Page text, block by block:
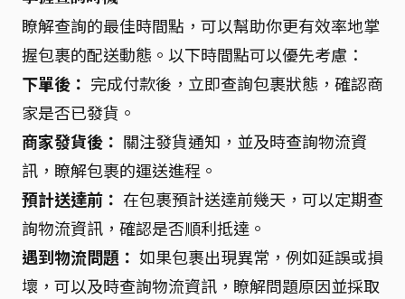
瞭解查詢的最佳時間點，可以幫助你更有效率地掌
握包裹的配送動態。以下時間點可以優先考慮：
下單後： 完成付款後，立即查詢包裹狀態，確認商
家是否已發貨。
商家發貨後： 關注發貨通知，並及時查詢物流資
訊，瞭解包裹的運送進程。
預計送達前： 在包裹預計送達前幾天，可以定期查
詢物流資訊，確認是否順利抵達。
遇到物流問題： 如果包裹出現異常，例如延誤或損
壞，可以及時查詢物流資訊，瞭解問題原因並採取